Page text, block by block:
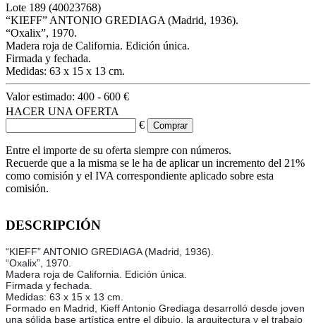
Lote 189 (40023768)
“KIEFF” ANTONIO GREDIAGA (Madrid, 1936).
“Oxalix”, 1970.
Madera roja de California. Edición única.
Firmada y fechada.
Medidas: 63 x 15 x 13 cm.
Valor estimado: 400 - 600 €
HACER UNA OFERTA
€
Entre el importe de su oferta siempre con números.
Recuerde que a la misma se le ha de aplicar un incremento del 21%
como comisión y el IVA correspondiente aplicado sobre esta
comisión.
DESCRIPCIÓN
“KIEFF” ANTONIO GREDIAGA (Madrid, 1936).
“Oxalix”, 1970.
Madera roja de California. Edición única.
Firmada y fechada.
Medidas: 63 x 15 x 13 cm.
Formado en Madrid, Kieff Antonio Grediaga desarrolló desde joven
una sólida base artística entre el dibujo, la arquitectura y el trabajo